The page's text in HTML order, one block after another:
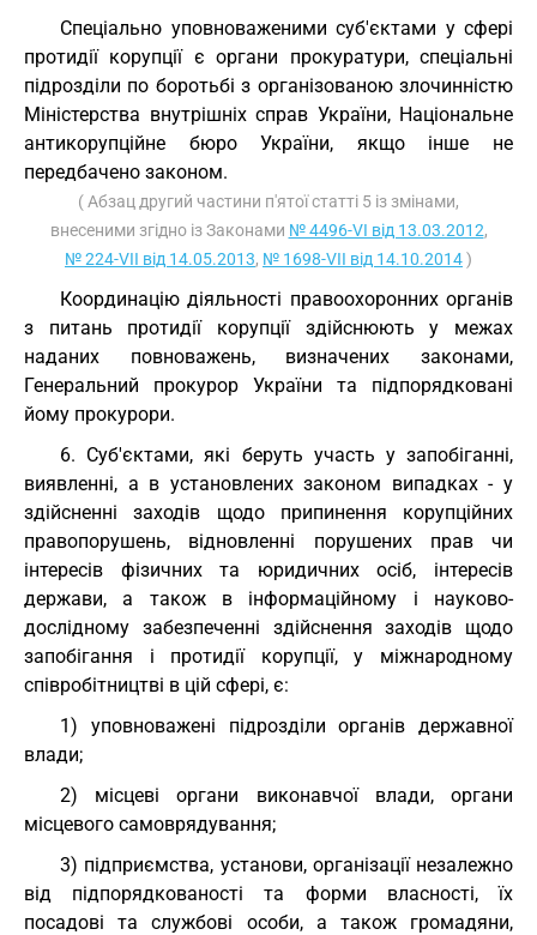
Спеціально уповноваженими суб'єктами у сфері
протидії корупції є органи прокуратури, спеціальні
підрозділи по боротьбі з організованою злочинністю
Міністерства внутрішніх справ України, Національне
антикорупційне бюро України, якщо інше не
передбачено законом.
( Абзац другий частини п'ятої статті 5 із змінами,
внесеними згідно із Законами № 4496-VI від 13.03.2012,
№ 224-VII від 14.05.2013, № 1698-VII від 14.10.2014)
Координацію діяльності правоохоронних органів
з питань протидії корупції здійснюють у межах
наданих повноважень, визначених законами,
Генеральний прокурор України та підпорядковані
йому прокурори.
6. Суб'єктами, які беруть участь у запобіганні,
виявленні, а в установлених законом випадках - у
здійсненні заходів щодо припинення корупційних
правопорушень, відновленні порушених прав чи
інтересів фізичних та юридичних осіб, інтересів
держави, а також в інформаційному і науково-
дослідному забезпеченні здійснення заходів щодо
запобігання і протидії корупції, у міжнародному
співробітництві в цій сфері, є:
1) уповноважені підрозділи органів державної
влади;
2) місцеві органи виконавчої влади, органи
місцевого самоврядування;
3) підприємства, установи, організації незалежно
від підпорядкованості та форми власності, їх
посадові та службові особи, а також громадяни,